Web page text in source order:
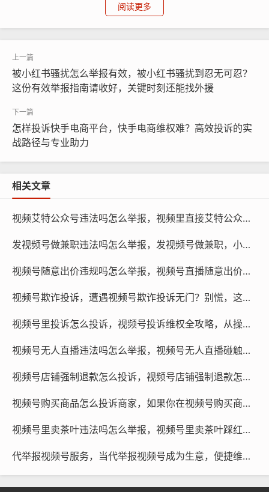
第二步，多渠道外部施压。 如果官方客服敷衍推诿，不要
者通过全国12315平台小程序进行投诉，投诉时，主体选
金支付截图、退店进度截图、与客服沟通无果的记录作为
证据提交，12315介入后，平台面临的行政压力和品牌压
问题依然复杂难解——比如涉及金额较大、公司主体难以
界定、或者对方采取了“拖字诀”消耗你的精力，那么寻求
队能够快速锁定违约责任方，通过律师函警告、法律诉讼
对接等方式，直接从法务层面向相关公司发起质询，往往
阅读更多
被小红书骚扰怎么举报有效，被小红书骚扰到忍无可忍？
这份有效举报指南请收好，关键时刻还能找外援
怎样投诉快手电商平台，快手电商维权难？高效投诉的实
战路径与专业助力
相关文章
视频艾特公众号违法吗怎么举报，视频里直接艾特公众号违法吗？遇到侵权该如何举报维权
发视频号做兼职违法吗怎么举报，发视频号做兼职，小心掉入违法陷阱！教你如何识别与举报
视频号随意出价违规吗怎么举报，视频号直播随意出价可能已违规，遇到这种情况怎么办？
视频号欺诈投诉，遭遇视频号欺诈投诉无门？别慌，这份自救与维权指南请收好
视频号里投诉怎么投诉，视频号投诉维权全攻略，从操作步骤到专业支持
视频号无人直播违法吗怎么举报，视频号无人直播碰触法律红线了吗？一文讲清性质与举报指南
视频号店铺强制退款怎么投诉，视频号店铺强制退款怎么投诉？三步教你有效维权
视频号购买商品怎么投诉商家，如果你在视频号购买商品后需要投诉商家，掌握正确的方法能大大提高维权成功率。这篇文章会帮你理清思路，让你不仅知道怎么办，还知道为什么这么办
视频号里卖茶叶违法吗怎么举报，视频号里卖茶叶踩红线？违法情形与举报指南全解析
代举报视频号服务，当代举报视频号成为生意，便捷维权还是灰色边缘？